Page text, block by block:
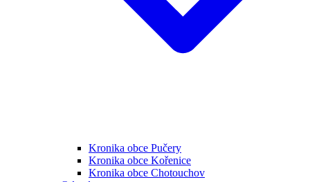
Kronika obce Pučery
Kronika obce Kořenice
Kronika obce Chotouchov